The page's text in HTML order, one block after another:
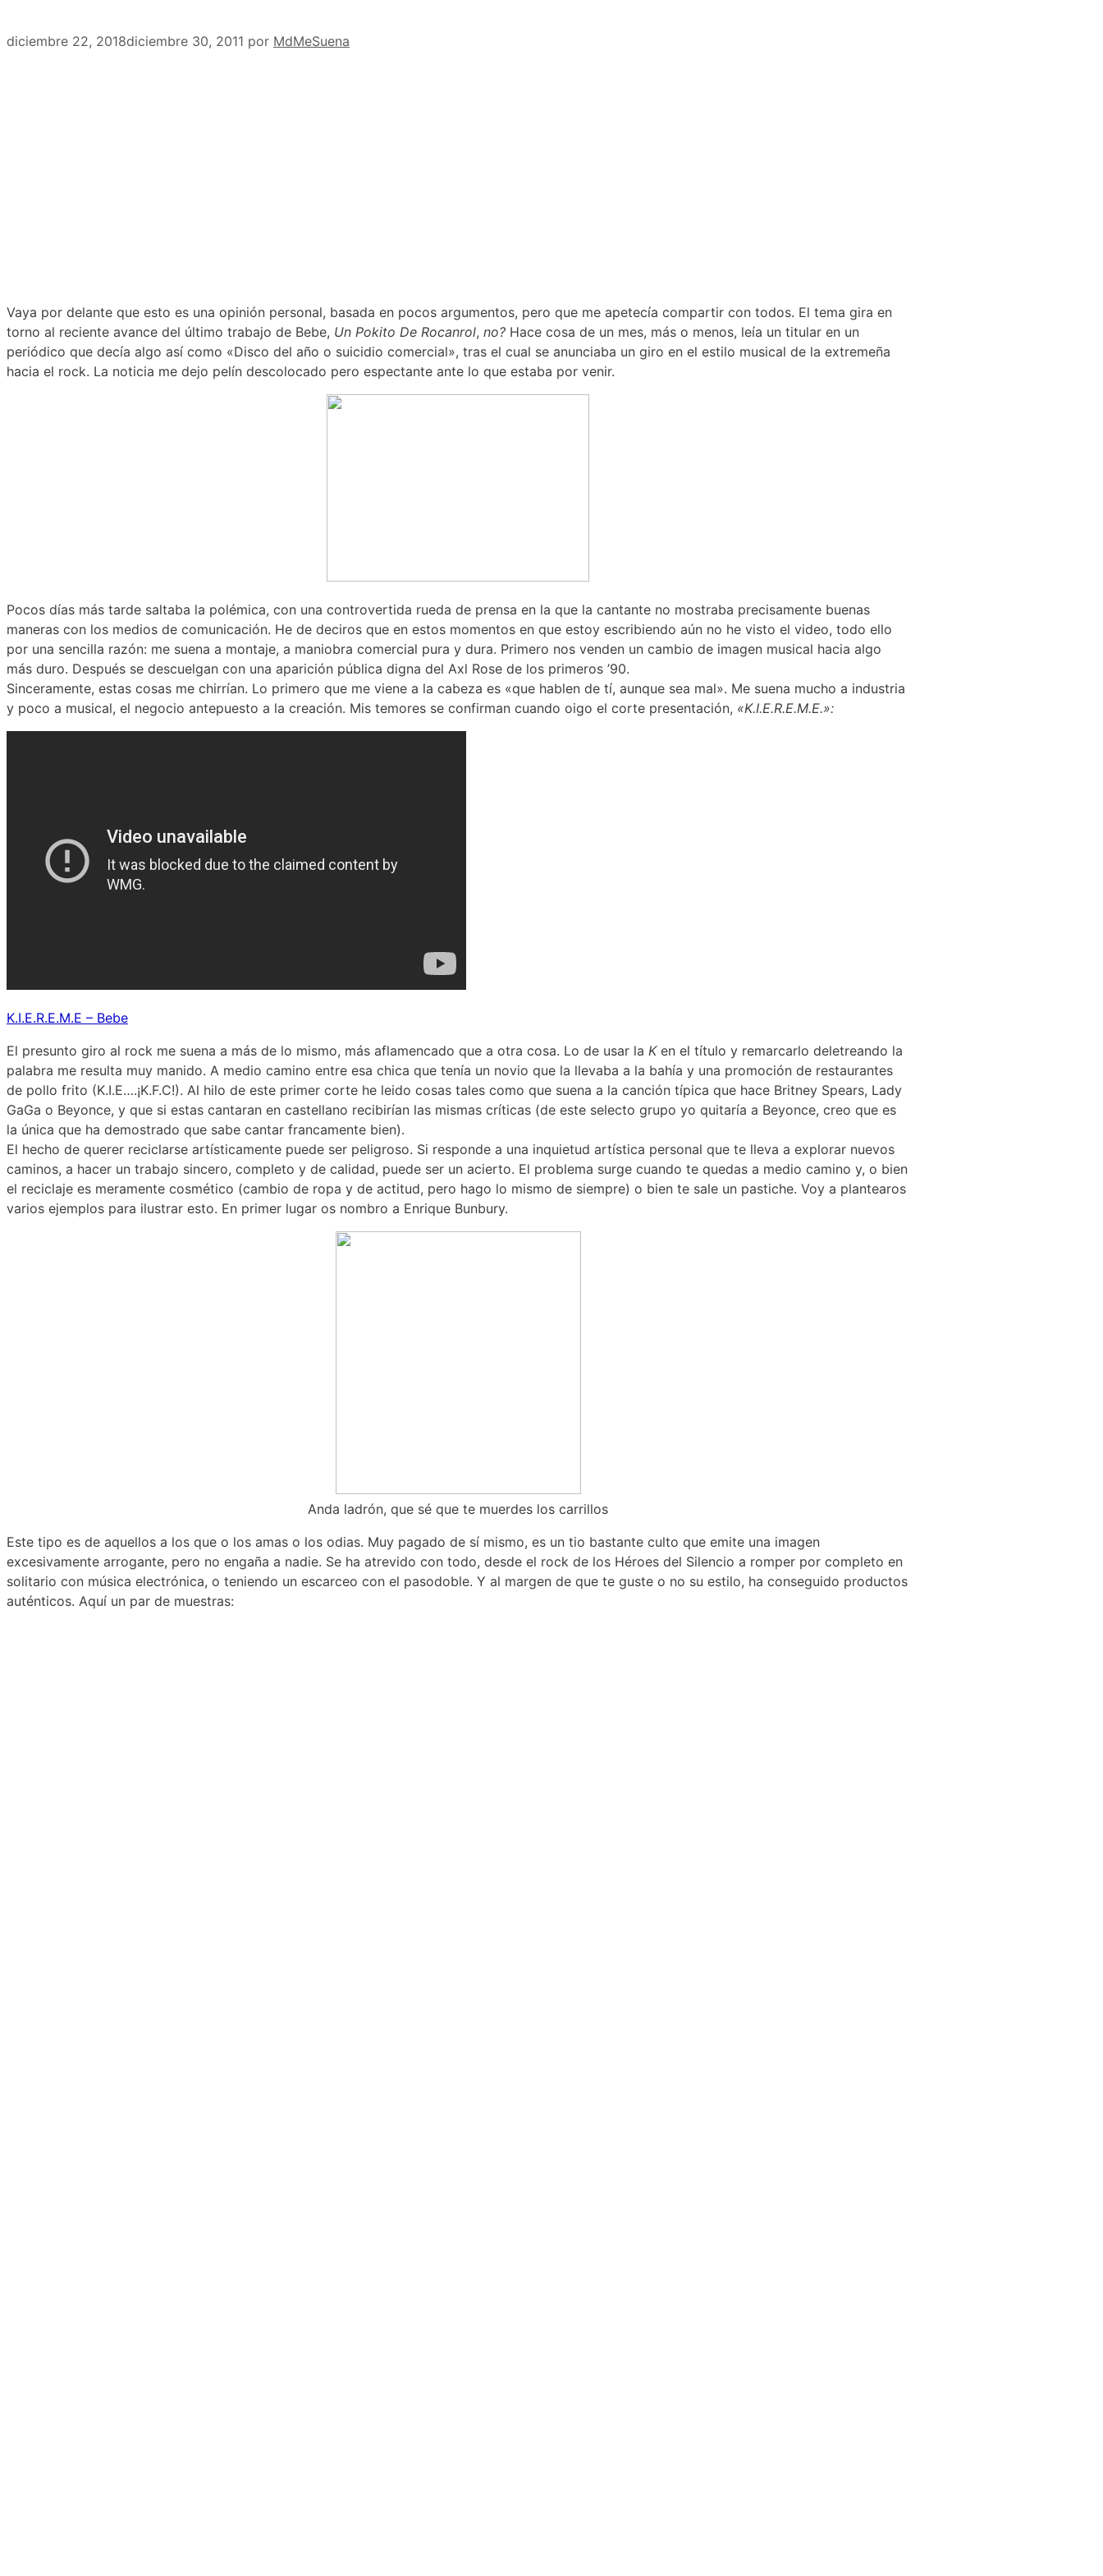
diciembre 22, 2018diciembre 30, 2011 por MdMeSuena
Vaya por delante que esto es una opinión personal, basada en pocos argumentos, pero que me apetecía compartir con todos. El tema gira en
torno al reciente avance del último trabajo de Bebe, Un Pokito De Rocanrol, no? Hace cosa de un mes, más o menos, leía un titular en un
periódico que decía algo así como «Disco del año o suicidio comercial», tras el cual se anunciaba un giro en el estilo musical de la extremeña
hacia el rock. La noticia me dejo pelín descolocado pero espectante ante lo que estaba por venir.
Pocos días más tarde saltaba la polémica, con una controvertida rueda de prensa en la que la cantante no mostraba precisamente buenas
maneras con los medios de comunicación. He de deciros que en estos momentos en que estoy escribiendo aún no he visto el video, todo ello
por una sencilla razón: me suena a montaje, a maniobra comercial pura y dura. Primero nos venden un cambio de imagen musical hacia algo
más duro. Después se descuelgan con una aparición pública digna del Axl Rose de los primeros ’90.
Sinceramente, estas cosas me chirrían. Lo primero que me viene a la cabeza es «que hablen de tí, aunque sea mal». Me suena mucho a industria
y poco a musical, el negocio antepuesto a la creación. Mis temores se confirman cuando oigo el corte presentación, «K.I.E.R.E.M.E.»:
K.I.E.R.E.M.E – Bebe
El presunto giro al rock me suena a más de lo mismo, más aflamencado que a otra cosa. Lo de usar la Ken el título y remarcarlo deletreando la
palabra me resulta muy manido. A medio camino entre esa chica que tenía un novio que la llevaba a la bahía y una promoción de restaurantes
de pollo frito (K.I.E….¡K.F.C!). Al hilo de este primer corte he leido cosas tales como que suena a la canción típica que hace Britney Spears, Lady
GaGa o Beyonce, y que si estas cantaran en castellano recibirían las mismas críticas (de este selecto grupo yo quitaría a Beyonce, creo que es
la única que ha demostrado que sabe cantar francamente bien).
El hecho de querer reciclarse artísticamente puede ser peligroso. Si responde a una inquietud artística personal que te lleva a explorar nuevos
caminos, a hacer un trabajo sincero, completo y de calidad, puede ser un acierto. El problema surge cuando te quedas a medio camino y, o bien
el reciclaje es meramente cosmético (cambio de ropa y de actitud, pero hago lo mismo de siempre) o bien te sale un pastiche. Voy a plantearos
varios ejemplos para ilustrar esto. En primer lugar os nombro a Enrique Bunbury.
Anda ladrón, que sé que te muerdes los carrillos
Este tipo es de aquellos a los que o los amas o los odias. Muy pagado de sí mismo, es un tio bastante culto que emite una imagen
excesivamente arrogante, pero no engaña a nadie. Se ha atrevido con todo, desde el rock de los Héroes del Silencio a romper por completo en
solitario con música electrónica, o teniendo un escarceo con el pasodoble. Y al margen de que te guste o no su estilo, ha conseguido productos
auténticos. Aquí un par de muestras: